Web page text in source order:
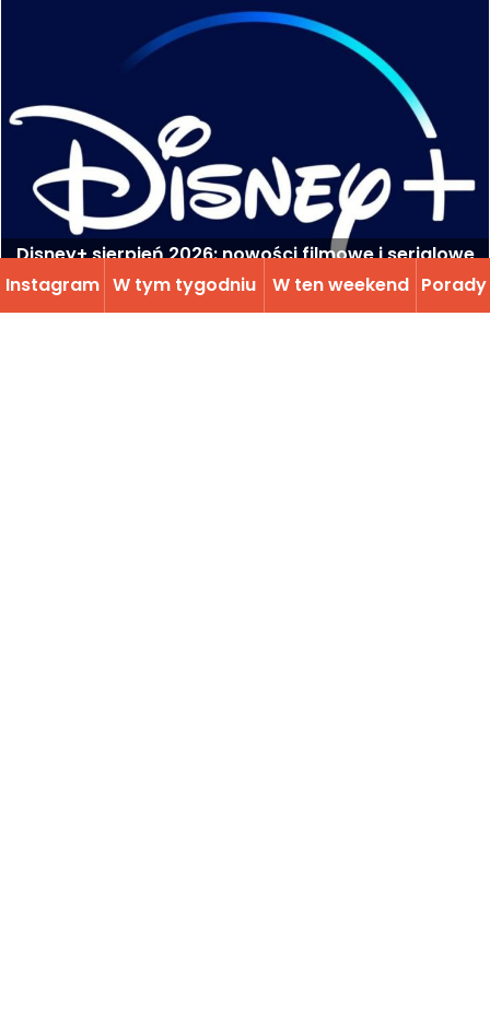
Disney+ sierpień 2026: nowości filmowe i serialowe
do obejrzenia w tym miesiącu
Instagram W tym tygodniu W ten weekend Porady